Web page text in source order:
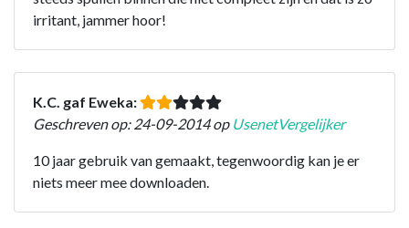
irritant, jammer hoor!
K.C. gaf Eweka:
Geschreven op: 24-09-2014 op UsenetVergelijker
10 jaar gebruik van gemaakt, tegenwoordig kan je er
niets meer mee downloaden.